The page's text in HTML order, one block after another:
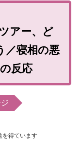
アー、ど
寝相の悪
反応
を得ています